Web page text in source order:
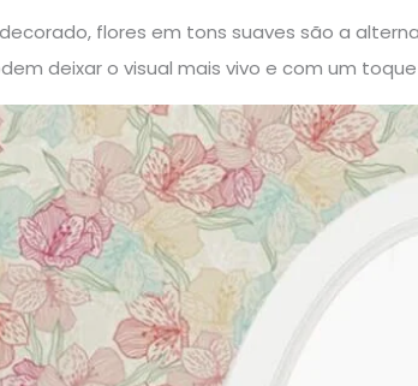
flores em tons suaves são a
deixar o visual mais vivo e com um